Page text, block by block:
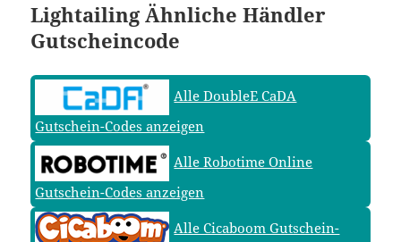
Lightailing Ähnliche Händler
Gutscheincode
Alle DoubleE CaDA
Gutschein-Codes anzeigen
Alle Robotime Online
Gutschein-Codes anzeigen
Alle Cicaboom Gutschein-